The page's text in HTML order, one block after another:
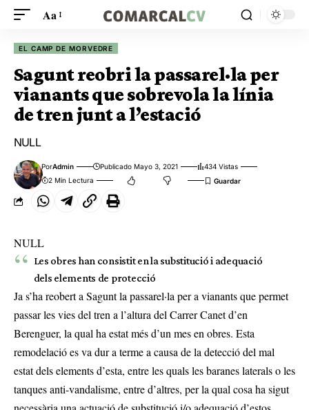
Aa
EL CAMP DE MORVEDRE
Sagunt reobri la passarel·la per
vianants que sobrevola la línia
de tren junt a l’estació
NULL
PorAdmin Publicado Mayo 3, 2021
434 Vistas
2 Min Lectura
NULL
Les obres han consistit en la substitució i adequació
dels elements de protecció
Ja s’ha reobert a Sagunt la passarel·la per a vianants que permet
passar les vies del tren a l’altura del Carrer Canet d’en
Berenguer, la qual ha estat més d’un mes en obres. Esta
remodelació es va dur a terme a causa de la detecció del mal
estat dels elements d’esta, entre les quals les baranes laterals o les
tanques anti-vandalisme, entre d’altres, per la qual cosa ha sigut